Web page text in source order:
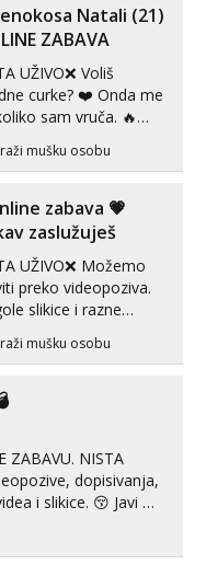
tamo, cekam te!
Natali (21)
ZABAVA
Voliš
curke? ❤️ Onda me
sam vruča.‎ ️‍🔥
ima 100%
Misli su mi uvijek
ponudi možeš
mjeri. Sexi videa
mušku osobu
zabava 💗
zaslužuješ
Možemo
preko videopoziva.
slikice i razne
online zabavu pošalji
Telegram ili Viber.
me vidjeti na
mušku osobu
ZABAVU. NISTA
slikice. 😚 Javi mi
91 723 0045